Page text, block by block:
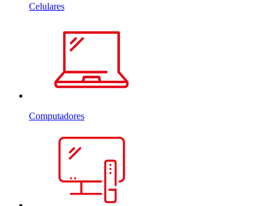
Celulares
Computadores